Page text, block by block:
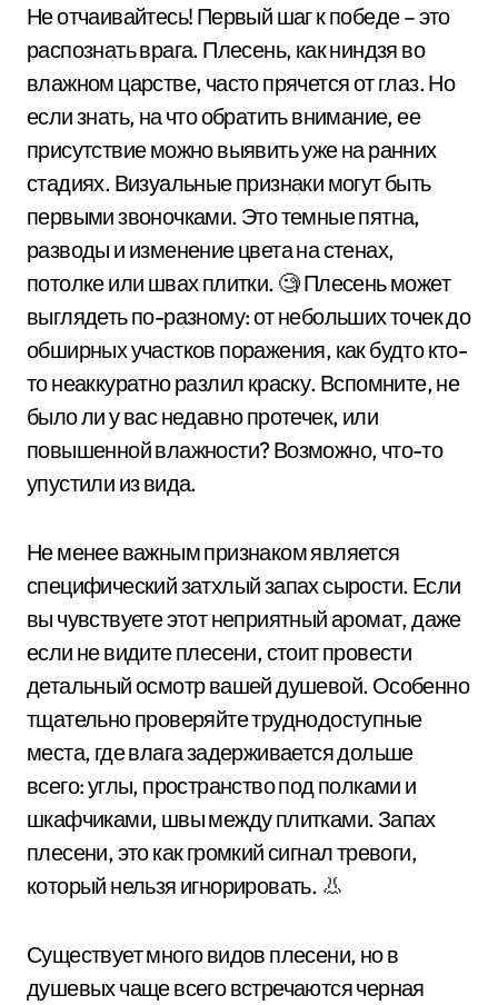
Не отчаивайтесь! Первый шаг к победе – это
распознать врага. Плесень, как ниндзя во
влажном царстве, часто прячется от глаз. Но
если знать, на что обратить внимание, ее
присутствие можно выявить уже на ранних
стадиях. Визуальные признаки могут быть
первыми звоночками. Это темные пятна,
разводы и изменение цвета на стенах,
потолке или швах плитки. 🧐 Плесень может
выглядеть по-разному: от небольших точек до
обширных участков поражения, как будто кто-
то неаккуратно разлил краску. Вспомните, не
было ли у вас недавно протечек, или
повышенной влажности? Возможно, что-то
упустили из вида.
Не менее важным признаком является
специфический затхлый запах сырости. Если
вы чувствуете этот неприятный аромат, даже
если не видите плесени, стоит провести
детальный осмотр вашей душевой. Особенно
тщательно проверяйте труднодоступные
места, где влага задерживается дольше
всего: углы, пространство под полками и
шкафчиками, швы между плитками. Запах
плесени, это как громкий сигнал тревоги,
который нельзя игнорировать. 👃
Существует много видов плесени, но в
душевых чаще всего встречаются черная